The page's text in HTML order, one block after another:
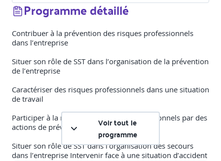
Programme détaillé
Contribuer à la prévention des risques professionnels
dans l’entreprise
Situer son rôle de SST dans l’organisation de la prévention
de l’entreprise
Caractériser des risques professionnels dans une situation
de travail
Participer à la maîtrise des risques professionnels par des
actions de prévention
Situer son rôle de SST dans l’organisation des secours
dans l’entreprise Intervenir face à une situation d’accident
Voir tout le
programme